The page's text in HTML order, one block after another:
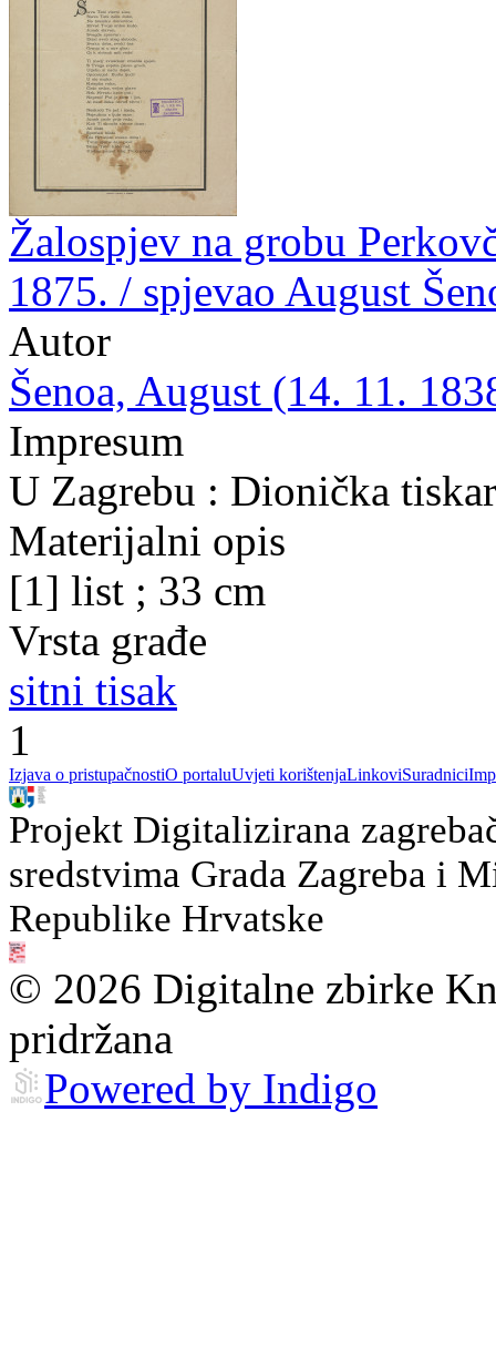
Žalospjev na grobu
1875. / spjevao August
Autor
Šenoa, August (14. 11.
Impresum
U Zagrebu : Dionička
Materijalni opis
[1] list ; 33 cm
Vrsta građe
sitni tisak
1
Izjava o pristupačnostiO portaluUvjeti korištenjaLinkoviSuradnici
Projekt Digitalizirana
sredstvima Grada Zagreba i
Republike Hrvatske
© 2026 Digitalne zbirke
pridržana
Powered by Indigo